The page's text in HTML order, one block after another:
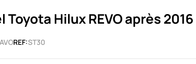
Toyota Hilux REVO après 2016
REF:ST30